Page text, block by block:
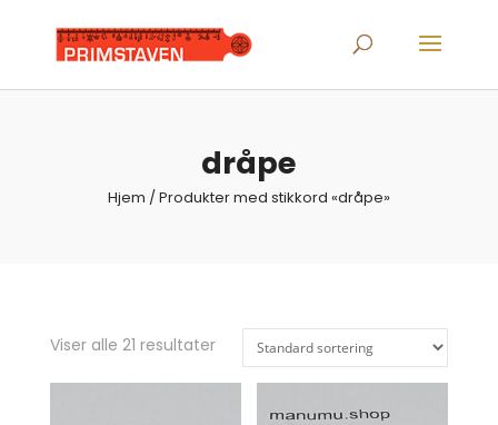
search
dråpe
Hjem / Produkter med stikkord «dråpe»
Viser alle 21 resultater